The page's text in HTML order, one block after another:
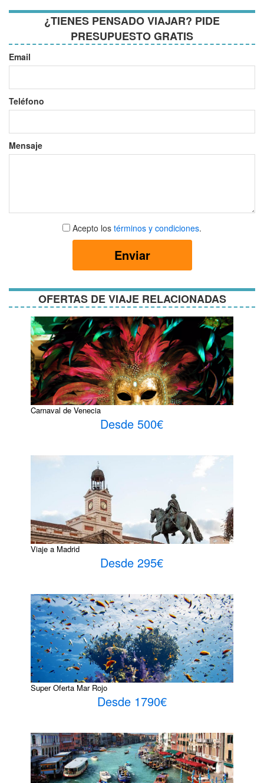
¿TIENES PENSADO VIAJAR? PIDE
PRESUPUESTO GRATIS
Email
Teléfono
Mensaje
Aceptar
términos
Acepto los términos y condiciones.
Enviar
OFERTAS DE VIAJE RELACIONADAS
Carnaval de Venecia
Desde 500€
Viaje a Madrid
Desde 295€
Super Oferta Mar Rojo
Desde 1790€